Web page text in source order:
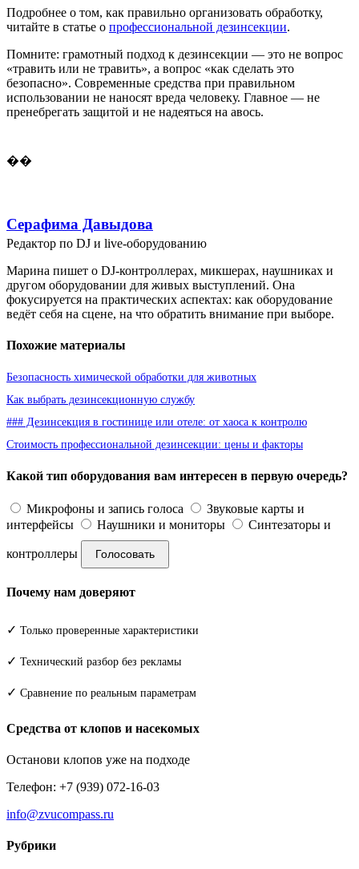
Подробнее о том, как правильно организовать обработку,
читайте в статье о профессиональной дезинсекции.
Помните: грамотный подход к дезинсекции — это не вопрос
«травить или не травить», а вопрос «как сделать это
безопасно». Современные средства при правильном
использовании не наносят вреда человеку. Главное — не
пренебрегать защитой и не надеяться на авось.
��
Серафима Давыдова
Редактор по DJ и live-оборудованию
Марина пишет о DJ-контроллерах, микшерах, наушниках и
другом оборудовании для живых выступлений. Она
фокусируется на практических аспектах: как оборудование
ведёт себя на сцене, на что обратить внимание при выборе.
Похожие материалы
Безопасность химической обработки для животных
Как выбрать дезинсекционную службу
### Дезинсекция в гостинице или отеле: от хаоса к контролю
Стоимость профессиональной дезинсекции: цены и факторы
Какой тип оборудования вам интересен в первую очередь?
Микрофоны и запись голоса
Звуковые карты и
интерфейсы
Наушники и мониторы Синтезаторы и
контроллеры Голосовать
Почему нам доверяют
✓ Только проверенные характеристики
✓ Технический разбор без рекламы
✓ Сравнение по реальным параметрам
Средства от клопов и насекомых
Останови клопов уже на подходе
Телефон: +7 (939) 072-16-03
info@zvucompass.ru
Рубрики